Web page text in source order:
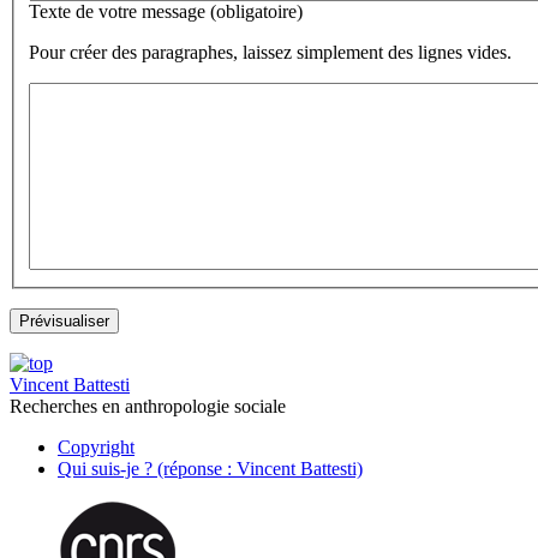
Texte de votre message (obligatoire)
Pour créer des paragraphes, laissez simplement des lignes vides.
Vincent Battesti
Recherches en anthropologie sociale
Copyright
Qui suis-je ? (réponse : Vincent Battesti)